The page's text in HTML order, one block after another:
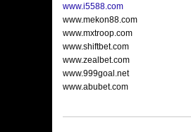
www.i5588.com
www.mekon88.com
www.mxtroop.com
www.shiftbet.com
www.zealbet.com
www.999goal.net
www.abubet.com